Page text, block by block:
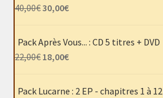
40,00€ Le
initial
était :
40,00€.
30,00€Le
Pack Après Vous... : CD 5 titres + DVD
22,00€ Le
18,00€Le
actuel
Pack Lucarne : 2 EP - chapitres 1 à 12